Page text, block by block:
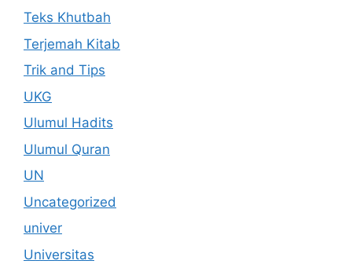
Teks Khutbah
Terjemah Kitab
Trik and Tips
UKG
Ulumul Hadits
Ulumul Quran
UN
Uncategorized
univer
Universitas